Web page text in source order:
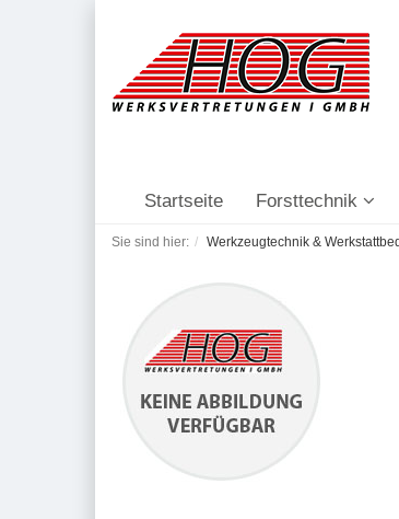
Startseite Forsttechnik
Sie sind hier: Werkzeugtechnik &